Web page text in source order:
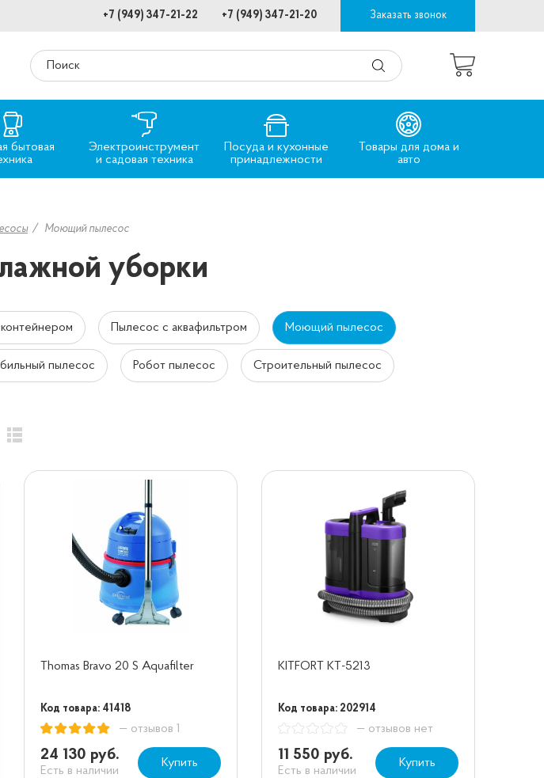
Заказать звонок
+7 (949) 347-21-20
+7 (949) 347-21-22
бытовая
Электроинструмент
и садовая техника
Посуда и кухонные
принадлежности
Товары для дома и
авто
Моющий пылесос
уборки
Пылесос с аквафильтром Моющий пылесос
пылесос Робот пылесос Строительный пылесос
Thomas Bravo 20 S Aquafilter
Код товара: 41418
— отзывов 1
24 130 руб.
Есть в наличии
Купить
KITFORT KT-5213
Код товара: 202914
— отзывов нет
11 550 руб.
Есть в наличии
Купить